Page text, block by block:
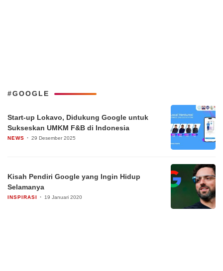
#GOOGLE
Start-up Lokavo, Didukung Google untuk
Sukseskan UMKM F&B di Indonesia
NEWS 29 Desember 2025
Kisah Pendiri Google yang Ingin Hidup
Selamanya
INSPIRASI 19 Januari 2020